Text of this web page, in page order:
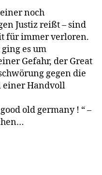
noch
Justiz reißt – sind
für immer verloren.
es um
Gefahr, der Great
gegen die
einer Handvoll
old germany ! “ –